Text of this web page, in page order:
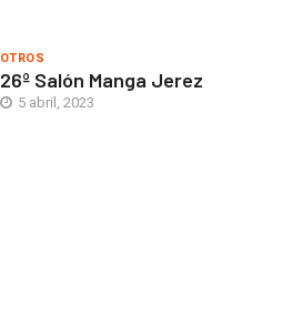
OTROS
26º Salón Manga Jerez
5 abril, 2023